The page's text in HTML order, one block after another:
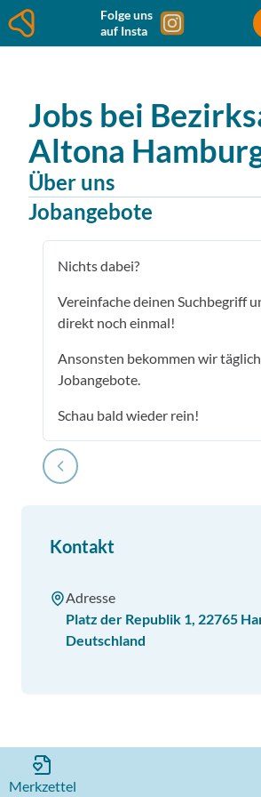
Folge uns
auf Insta
Jobs bei
Altona
Über uns
Jobangebote
Nichts dabei?
Vereinfache deinen Suchbegriff
direkt noch einmal!
Ansonsten bekommen wir
Jobangebote.
Schau bald wieder rein!
Kontakt
Adresse
Platz der Republik 1, 22765
Deutschland
Merkzettel